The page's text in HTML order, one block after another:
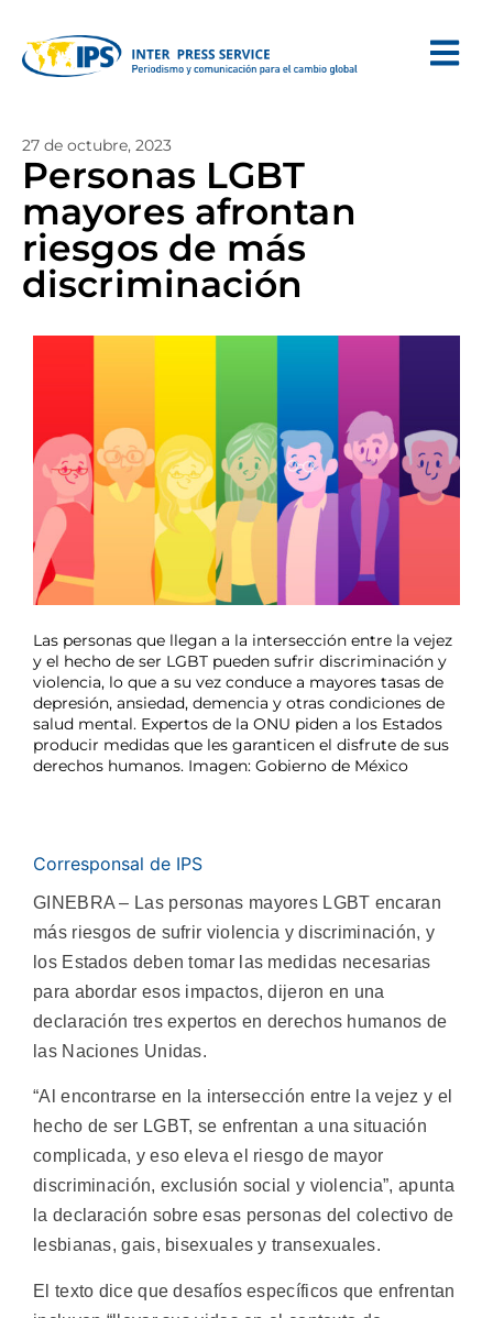
27 de octubre, 2023
Personas LGBT
mayores afrontan
riesgos de más
discriminación
Las personas que llegan a la intersección entre la vejez
y el hecho de ser LGBT pueden sufrir discriminación y
violencia, lo que a su vez conduce a mayores tasas de
depresión, ansiedad, demencia y otras condiciones de
salud mental. Expertos de la ONU piden a los Estados
producir medidas que les garanticen el disfrute de sus
derechos humanos. Imagen: Gobierno de México
Corresponsal de IPS
GINEBRA – Las personas mayores LGBT encaran
más riesgos de sufrir violencia y discriminación, y
los Estados deben tomar las medidas necesarias
para abordar esos impactos, dijeron en una
declaración tres expertos en derechos humanos de
las Naciones Unidas.
“Al encontrarse en la intersección entre la vejez y el
hecho de ser LGBT, se enfrentan a una situación
complicada, y eso eleva el riesgo de mayor
discriminación, exclusión social y violencia”, apunta
la declaración sobre esas personas del colectivo de
lesbianas, gais, bisexuales y transexuales.
El texto dice que desafíos específicos que enfrentan